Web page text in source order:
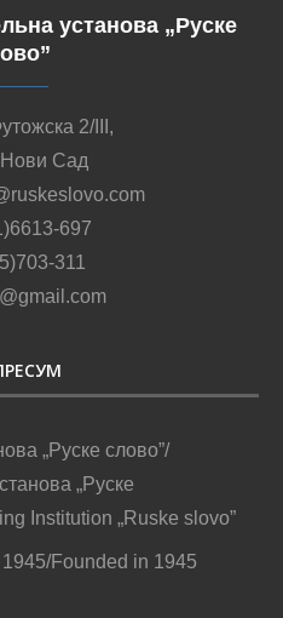
установа „Руске
2/III,
Сад
697
311
„Руске слово”/
„Руске
Institution „Ruske slovo”
Founded in 1945